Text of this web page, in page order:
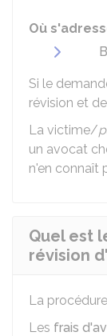
Où
Si le
révision et
La victime/
un avocat
n'en connaît
Quel est
révision
La
Les frais